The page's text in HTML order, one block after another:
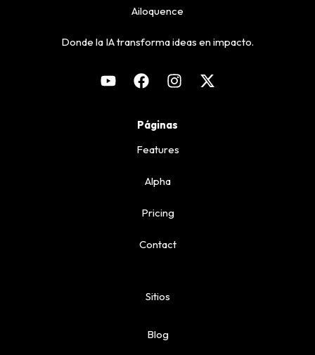
Ailoquence
Donde la IA transforma ideas en impacto.
Páginas
Features
Alpha
Pricing
Contact
Sitios
Blog